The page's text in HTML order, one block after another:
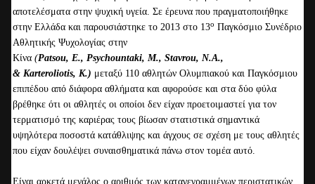
αποτελέσματα στην ψυχική υγεία. Σε έρευνα που πραγματοποιήθηκε
στην Ελλάδα και παρουσιάστηκε το 2013 στο 13ο Παγκόσμιο Συνέδριο
Αθλητικής Ψυχολογίας στην
Κίνα (Patsou, E., Psychountaki, M., Stavrou, N.Α.,
& Karteroliotis, K.) μεταξύ 110 αθλητών Ολυμπιακού και Παγκόσμιου
επιπέδου από διάφορα αθλήματα και αφορούσε και στα δύο φύλα
βρέθηκε ότι οι αθλητές οι οποίοι δεν είχαν προετοιμαστεί για τον
τερματισμό της καριέρας τους βίωσαν στατιστικά σημαντικά
υψηλότερα ποσοστά κατάθλιψης και άγχους σε σχέση με τους αθλητές
που είχαν δουλέψει συναισθηματικά πάνω στον τομέα αυτό.
Είναι αρκετά μεγάλος ο αριθμός των καταγεγραμμένων περιστατικών
τ
ι
κ
ή
μ
ο
ν
ά
δ
α
;